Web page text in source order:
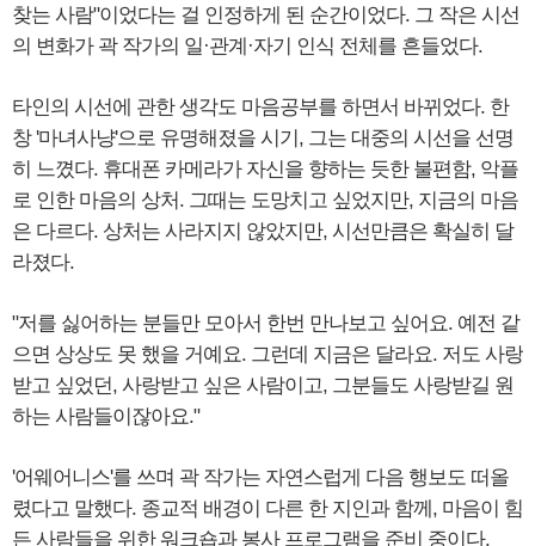
찾는 사람"이었다는 걸 인정하게 된 순간이었다. 그 작은 시선
의 변화가 곽 작가의 일·관계·자기 인식 전체를 흔들었다.
타인의 시선에 관한 생각도 마음공부를 하면서 바뀌었다. 한
창 '마녀사냥'으로 유명해졌을 시기, 그는 대중의 시선을 선명
히 느꼈다. 휴대폰 카메라가 자신을 향하는 듯한 불편함, 악플
로 인한 마음의 상처. 그때는 도망치고 싶었지만, 지금의 마음
은 다르다. 상처는 사라지지 않았지만, 시선만큼은 확실히 달
라졌다.
"저를 싫어하는 분들만 모아서 한번 만나보고 싶어요. 예전 같
으면 상상도 못 했을 거예요. 그런데 지금은 달라요. 저도 사랑
받고 싶었던, 사랑받고 싶은 사람이고, 그분들도 사랑받길 원
하는 사람들이잖아요."
'어웨어니스'를 쓰며 곽 작가는 자연스럽게 다음 행보도 떠올
렸다고 말했다. 종교적 배경이 다른 한 지인과 함께, 마음이 힘
든 사람들을 위한 워크숍과 봉사 프로그램을 준비 중이다.